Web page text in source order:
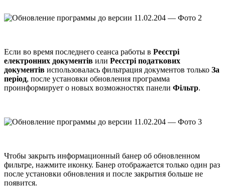
Если во время последнего сеанса работы в Реєстрі
електронних документів или Реєстрі податкових
документів использовалась фильтрация документов только За
період, после установки обновления программа
проинформирует о новых возможностях панели Фільтр.
Чтобы закрыть информационный банер об обновленном
фильтре, нажмите иконку. Банер отображается только один раз
после установки обновления и после закрытия больше не
появится.